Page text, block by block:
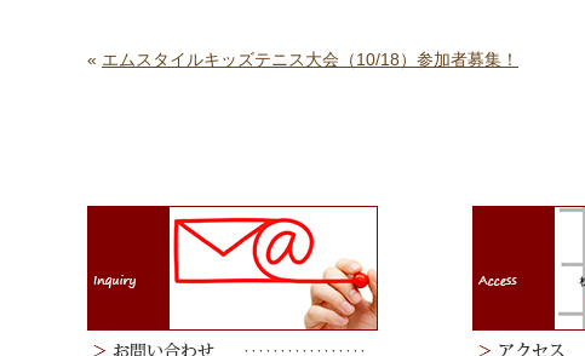
« エムスタイルキッズテニス大会（10/18）参加者募集！